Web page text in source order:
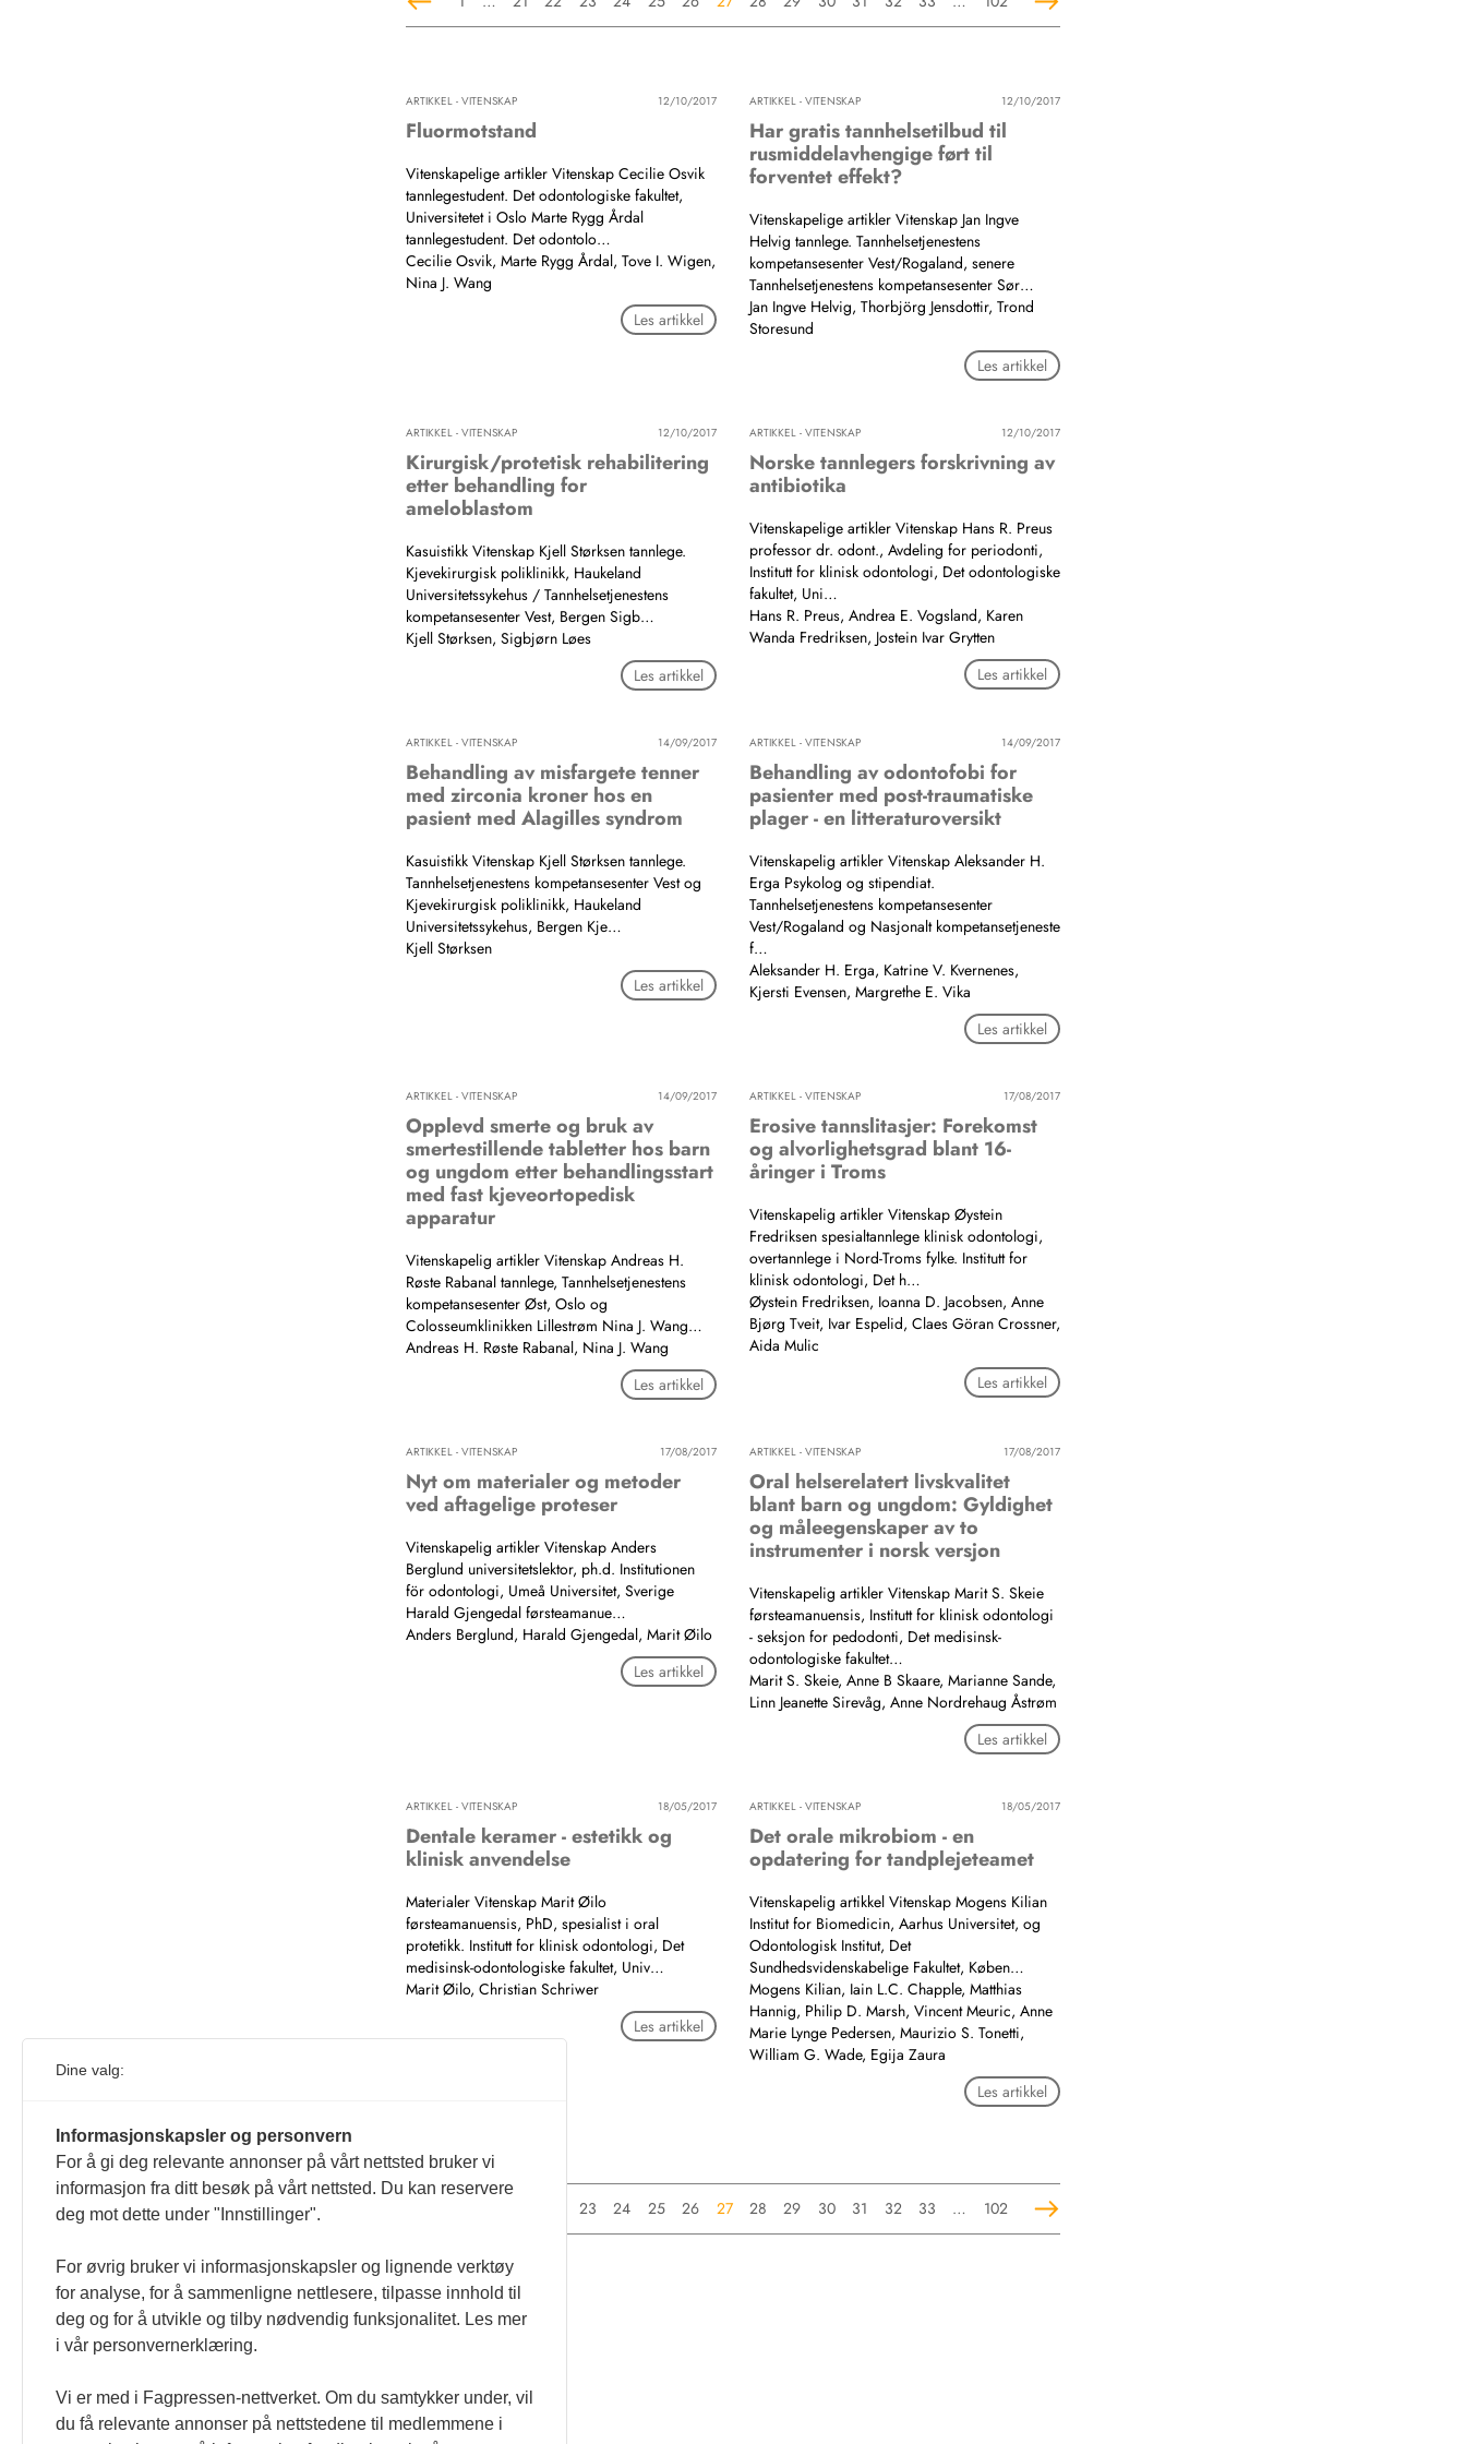
ARTIKKEL - VITENSKAP 12/10/2017
Fluormotstand
Vitenskapelige artikler Vitenskap Cecilie Osvik
tannlegestudent. Det odontologiske fakultet,
Universitetet i Oslo Marte Rygg Årdal
tannlegestudent. Det odontolo…
Cecilie Osvik, Marte Rygg Årdal, Tove I. Wigen,
Nina J. Wang
Les artikkel
ARTIKKEL - VITENSKAP 12/10/2017
Har gratis tannhelsetilbud til
rusmiddelavhengige ført til
forventet effekt?
Vitenskapelige artikler Vitenskap Jan Ingve
Helvig tannlege. Tannhelsetjenestens
kompetansesenter Vest/Rogaland, senere
Tannhelsetjenestens kompetansesenter Sør…
Jan Ingve Helvig, Thorbjörg Jensdottir, Trond
Storesund
Les artikkel
ARTIKKEL - VITENSKAP 12/10/2017
Kirurgisk/protetisk rehabilitering
etter behandling for
ameloblastom
Kasuistikk Vitenskap Kjell Størksen tannlege.
Kjevekirurgisk poliklinikk, Haukeland
Universitetssykehus / Tannhelsetjenestens
kompetansesenter Vest, Bergen Sigb…
Kjell Størksen, Sigbjørn Løes
Les artikkel
ARTIKKEL - VITENSKAP 12/10/2017
Norske tannlegers forskrivning av
antibiotika
Vitenskapelige artikler Vitenskap Hans R. Preus
professor dr. odont., Avdeling for periodonti,
Institutt for klinisk odontologi, Det odontologiske
fakultet, Uni…
Hans R. Preus, Andrea E. Vogsland, Karen
Wanda Fredriksen, Jostein Ivar Grytten
Les artikkel
ARTIKKEL - VITENSKAP 14/09/2017
Behandling av misfargete tenner
med zirconia kroner hos en
pasient med Alagilles syndrom
Kasuistikk Vitenskap Kjell Størksen tannlege.
Tannhelsetjenestens kompetansesenter Vest og
Kjevekirurgisk poliklinikk, Haukeland
Universitetssykehus, Bergen Kje…
Kjell Størksen
Les artikkel
ARTIKKEL - VITENSKAP 14/09/2017
Behandling av odontofobi for
pasienter med post-traumatiske
plager - en litteraturoversikt
Vitenskapelig artikler Vitenskap Aleksander H.
Erga Psykolog og stipendiat.
Tannhelsetjenestens kompetansesenter
Vest/Rogaland og Nasjonalt kompetansetjeneste
f…
Aleksander H. Erga, Katrine V. Kvernenes,
Kjersti Evensen, Margrethe E. Vika
Les artikkel
ARTIKKEL - VITENSKAP 14/09/2017
Opplevd smerte og bruk av
smertestillende tabletter hos barn
og ungdom etter behandlingsstart
med fast kjeveortopedisk
apparatur
Vitenskapelig artikler Vitenskap Andreas H.
Røste Rabanal tannlege, Tannhelsetjenestens
kompetansesenter Øst, Oslo og
Colosseumklinikken Lillestrøm Nina J. Wang…
Andreas H. Røste Rabanal, Nina J. Wang
Les artikkel
ARTIKKEL - VITENSKAP 17/08/2017
Erosive tannslitasjer: Forekomst
og alvorlighetsgrad blant 16-
åringer i Troms
Vitenskapelig artikler Vitenskap Øystein
Fredriksen spesialtannlege klinisk odontologi,
overtannlege i Nord-Troms fylke. Institutt for
klinisk odontologi, Det h…
Øystein Fredriksen, Ioanna D. Jacobsen, Anne
Bjørg Tveit, Ivar Espelid, Claes Göran Crossner,
Aida Mulic
Les artikkel
ARTIKKEL - VITENSKAP 17/08/2017
Nyt om materialer og metoder
ved aftagelige proteser
Vitenskapelig artikler Vitenskap Anders
Berglund universitetslektor, ph.d. Institutionen
för odontologi, Umeå Universitet, Sverige
Harald Gjengedal førsteamanue…
Anders Berglund, Harald Gjengedal, Marit Øilo
Les artikkel
ARTIKKEL - VITENSKAP 17/08/2017
Oral helserelatert livskvalitet
blant barn og ungdom: Gyldighet
og måleegenskaper av to
instrumenter i norsk versjon
Vitenskapelig artikler Vitenskap Marit S. Skeie
førsteamanuensis, Institutt for klinisk odontologi
- seksjon for pedodonti, Det medisinsk-
odontologiske fakultet…
Marit S. Skeie, Anne B Skaare, Marianne Sande,
Linn Jeanette Sirevåg, Anne Nordrehaug Åstrøm
Les artikkel
ARTIKKEL - VITENSKAP 18/05/2017
Dentale keramer - estetikk og
klinisk anvendelse
Materialer Vitenskap Marit Øilo
førsteamanuensis, PhD, spesialist i oral
protetikk. Institutt for klinisk odontologi, Det
medisinsk-odontologiske fakultet, Univ…
Marit Øilo, Christian Schriwer
Les artikkel
ARTIKKEL - VITENSKAP 18/05/2017
Det orale mikrobiom - en
opdatering for tandplejeteamet
Vitenskapelig artikkel Vitenskap Mogens Kilian
Institut for Biomedicin, Aarhus Universitet, og
Odontologisk Institut, Det
Sundhedsvidenskabelige Fakultet, Køben…
Mogens Kilian, Iain L.C. Chapple, Matthias
Hannig, Philip D. Marsh, Vincent Meuric, Anne
Marie Lynge Pedersen, Maurizio S. Tonetti,
William G. Wade, Egija Zaura
Les artikkel
23 24 25 26 27 28 29 30 31 32 33 … 102
Dine valg:
Informasjonskapsler og personvern
For å gi deg relevante annonser på vårt nettsted bruker vi
informasjon fra ditt besøk på vårt nettsted. Du kan reservere
deg mot dette under "Innstillinger".
For øvrig bruker vi informasjonskapsler og lignende verktøy
for analyse, for å sammenligne nettlesere, tilpasse innhold til
deg og for å utvikle og tilby nødvendig funksjonalitet. Les mer
i vår personvernerklæring.
Vi er med i Fagpressen-nettverket. Om du samtykker under, vil
du få relevante annonser på nettstedene til medlemmene i